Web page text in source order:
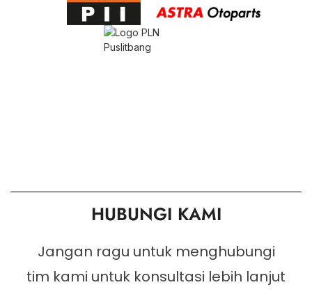
HUBUNGI KAMI
Jangan ragu untuk menghubungi
tim kami untuk konsultasi lebih lanjut